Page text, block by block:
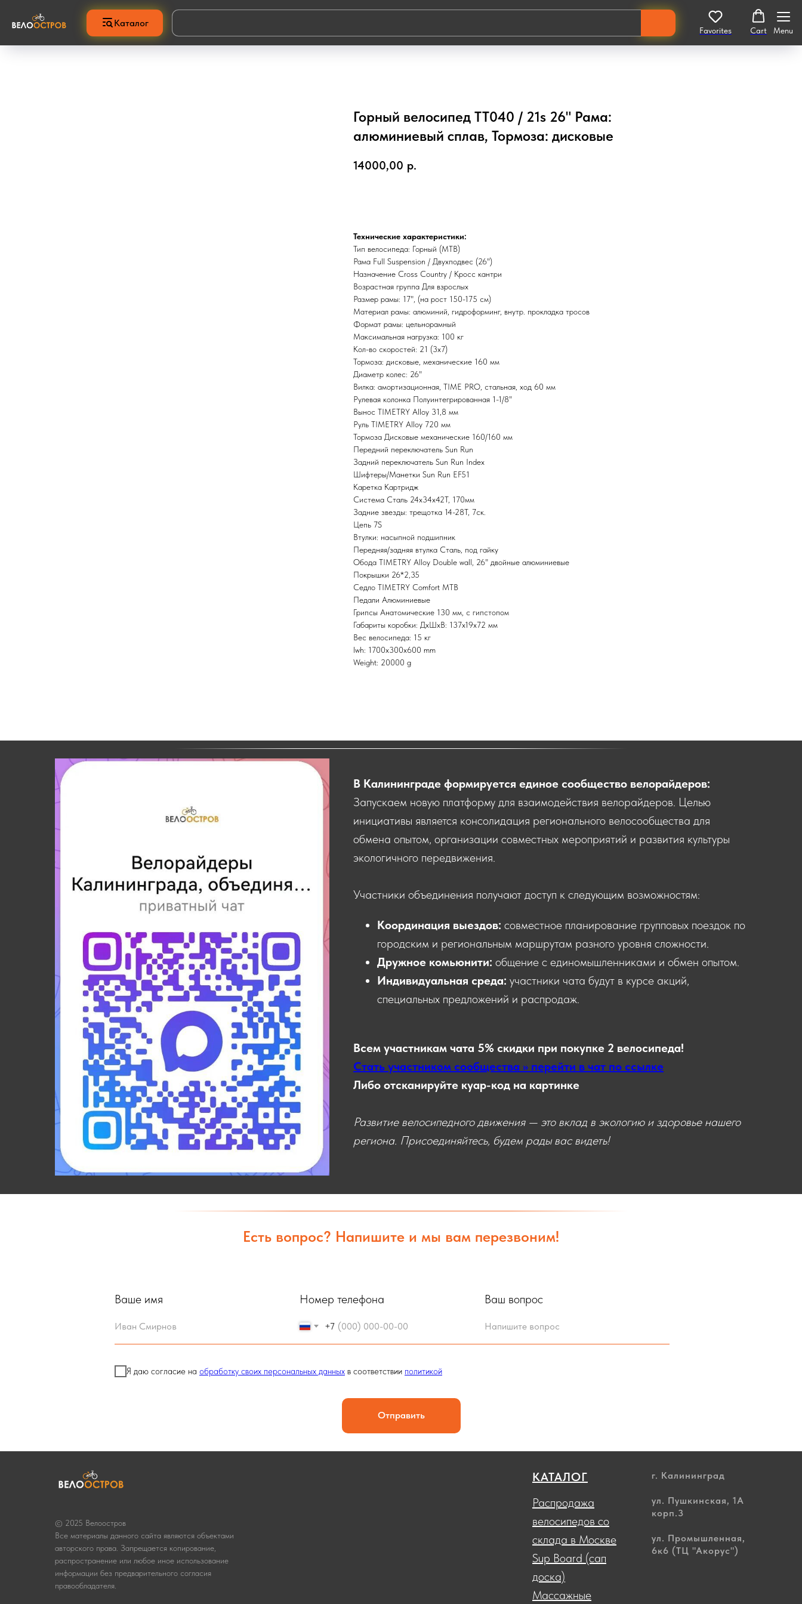
Каталог
Favorites Cart Menu
Горный велосипед TT040 / 21s 26" Рама:
алюминиевый сплав, Тормоза: дисковые
14000,00 р.
Технические характеристики:
Тип велосипеда: Горный (MTB)
Рама Full Suspension / Двухподвес (26")
Назначение Cross Country / Кросс кантри
Возрастная группа Для взрослых
Размер рамы: 17", (на рост 150-175 см)
Материал рамы: алюминий, гидроформинг, внутр. прокладка тросов
Формат рамы: цельнорамный
Максимальная нагрузка: 100 кг
Кол-во скоростей: 21 (3х7)
Тормоза: дисковые, механические 160 мм
Диаметр колес: 26"
Вилка: амортизационная, TIME PRO, стальная, ход 60 мм
Рулевая колонка Полуинтегрированная 1-1/8"
Вынос TIMETRY Alloy 31,8 мм
Руль TIMETRY Alloy 720 мм
Тормоза Дисковые механические 160/160 мм
Передний переключатель Sun Run
Задний переключатель Sun Run Index
Шифтеры/Манетки Sun Run EF51
Каретка Картридж
Система Сталь 24x34x42T, 170мм
Задние звезды: трещотка 14-28T, 7ск.
Цепь 7S
Втулки: насыпной подшипник
Передняя/задняя втулка Сталь, под гайку
Обода TIMETRY Alloy Double wall, 26" двойные алюминиевые
Покрышки 26*2,35
Седло TIMETRY Comfort MTB
Педали Алюминиевые
Грипсы Анатомические 130 мм, с гипстопом
Габариты коробки: ДxШxВ: 137x19x72 мм
Вес велосипеда: 15 кг
lwh: 1700x300x600 mm
Weight: 20000 g
В Калининграде формируется единое сообщество велорайдеров:
Запускаем новую платформу для взаимодействия велорайдеров. Целью
инициативы является консолидация регионального велосообщества для
обмена опытом, организации совместных мероприятий и развития культуры
экологичного передвижения.
Участники объединения получают доступ к следующим возможностям:
Координация выездов: совместное планирование групповых поездок по
городским и региональным маршрутам разного уровня сложности.
Дружное комьюнити: общение с единомышленниками и обмен опытом.
Индивидуальная среда: участники чата будут в курсе акций,
специальных предложений и распродаж.
Всем участникам чата 5% скидки при покупке 2 велосипеда!
Стать участником сообщества >> перейти в чат по ссылке
Либо отсканируйте куар-код на картинке
Развитие велосипедного движения — это вклад в экологию и здоровье нашего
региона. Присоединяйтесь, будем рады вас видеть!
Есть вопрос? Напишите и мы вам перезвоним!
Ваше имя Номер телефона
+7
Ваш вопрос
Я даю согласие на обработку своих персональных данных в соответствии политикой
Отправить
© 2025 Велоостров
Все материалы данного сайта являются объектами
авторского права. Запрещается копирование,
распространение или любое иное использование
информации без предварительного согласия
правообладателя.
КАТАЛОГ
Распродажа
велосипедов со
склада в Москве
Sup Board (сап
доска)
Массажные
г. Калининград
ул. Пушкинская, 1А
корп.3
ул. Промышленная,
6к6 (ТЦ "Акорус")